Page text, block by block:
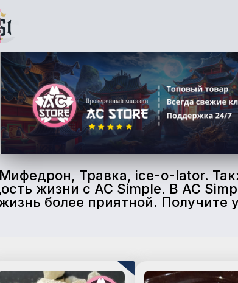
Травка, ice-o-lator.
жизни с AC Simple. В AC
более приятной. Получите